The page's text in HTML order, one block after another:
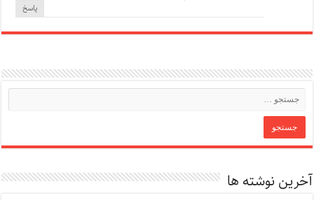
پاسخ
آخرین نوشته ها